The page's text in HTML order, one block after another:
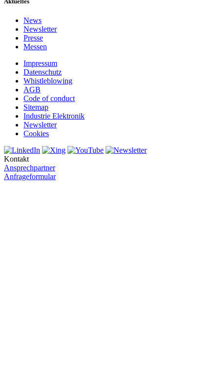
News
Newsletter
Presse
Messen
Impressum
Datenschutz
Whistleblowing
AGB
Code of conduct
Sitemap
Industrie Elektronik
Newsletter
Cookies
Kontakt
Ansprechpartner
Anfrageformular